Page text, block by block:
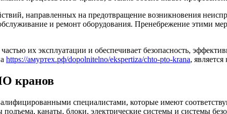
направленных на предотвращение возникновения
и ремонт оборудования. Пренебрежение этими
их эксплуатации и обеспечивает безопасность,
https://амуртех.рф/dopolnitelno/ekspertiza/chto-pto-krana,
кранов
специалистами, которые имеют
канаты, блоки, электрические системы и системы